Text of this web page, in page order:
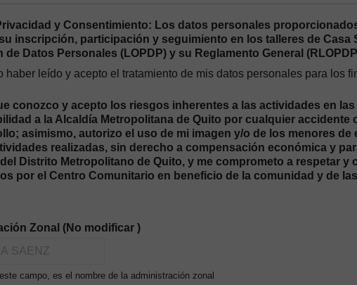
y Consentimiento: Los datos personales
inscripción, participación y seguimiento en los talleres de Casa
de Datos Personales (LOPDP) y su Reglamento General
haber leído y acepto el tratamiento de mis datos personales para los
conozco y acepto los riesgos inherentes a las actividades en
a la Alcaldía Metropolitana de Quito por cualquier
asimismo, autorizo el uso de mi imagen y/o de los menores
realizadas, sin derecho a compensación económica y
Distrito Metropolitano de Quito, y me comprometo a respetar
por el Centro Comunitario en beneficio de la comunidad y de
Zonal (No modificar )
campo, es el nombre de la administración zonal